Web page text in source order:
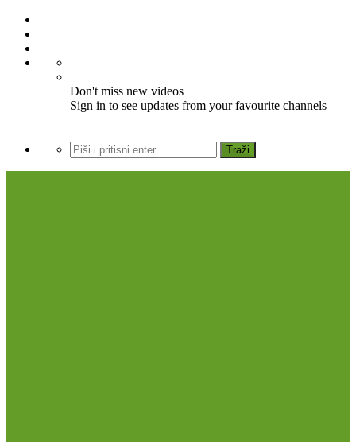
Don't miss new videos
Sign in to see updates from your favourite channels